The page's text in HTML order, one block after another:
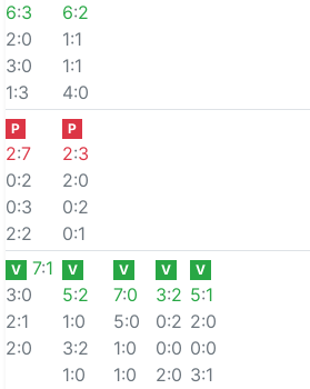
6:3
2:0
3:0
1:3
6:2
1:1
1:1
4:0
P
2:7
0:2
0:3
2:2
P
2:3
2:0
0:2
0:1
V 7:1
3:0
2:1
2:0
V
5:2
1:0
3:2
1:0
V
7:0
5:0
1:0
1:0
V
3:2
0:2
0:0
2:0
V
5:1
2:0
0:0
3:1